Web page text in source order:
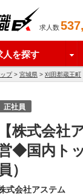
求人数
人を探す
プ> 宮城県 > 刈田郡蔵王町
正社員
【株式会
◆国内ト
員）
式会社アステム